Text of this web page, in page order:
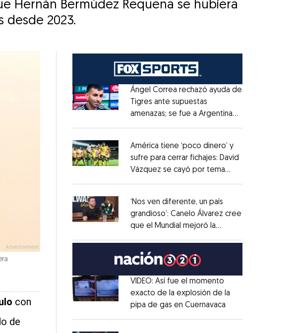
Hernán Bermúdez Requena se hubiera
2023.
con
de
Opens in new window
Ángel Correa rechazó ayuda de
Tigres ante supuestas
amenazas; se fue a Argentina
Opens in new window
América tiene ‘poco dinero’ y
sufre para cerrar fichajes: David
Vázquez se cayó por tema
Opens in new window
‘Nos ven diferente, un país
grandioso’: Canelo Álvarez cree
que el Mundial mejoró la
Opens in new window
VIDEO: Así fue el momento
exacto de la explosión de la
pipa de gas en Cuernavaca